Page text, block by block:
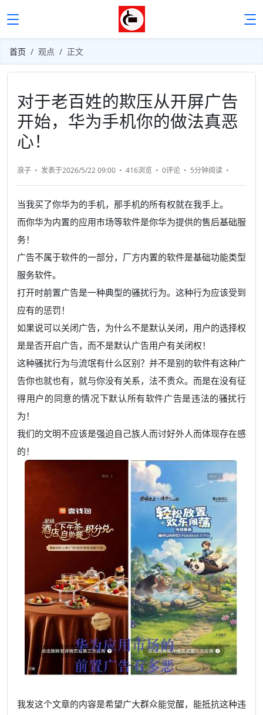
首页 观点 正文
对于老百姓的欺压从开屏广告
开始，华为手机你的做法真恶
心！
浪子 发表于2026/5/22 09:00 416浏览 0评论 5分钟阅读
当我买了你华为的手机，那手机的所有权就在我手上。
而你华为内置的应用市场等软件是你华为提供的售后基础服
务！
广告不属于软件的一部分，厂方内置的软件是基础功能类型
服务软件。
打开时前置广告是一种典型的骚扰行为。这种行为应该受到
应有的惩罚！
如果说可以关闭广告，为什么不是默认关闭，用户的选择权
是是否开启广告，而不是默认广告用户有关闭权！
这种骚扰行为与流氓有什么区别？并不是别的软件有这种广
告你也就也有，就与你没有关系，法不责众。而是在没有征
得用户的同意的情况下默认所有软件广告是违法的骚扰行
为！
我们的文明不应该是强迫自己族人而讨好外人而体现存在感
的！
我发这个文章的内容是希望广大群众能觉醒，能抵抗这种违